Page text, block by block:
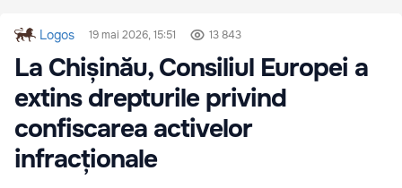
Logos 19 mai 2026, 15:51 13 843
La Chișinău, Consiliul Europei a
extins drepturile privind
confiscarea activelor
infracționale